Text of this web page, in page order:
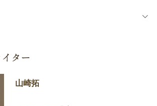
山崎拓